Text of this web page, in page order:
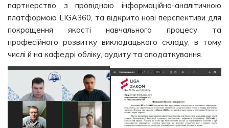
партнерство з провідною інформаційно-аналітичною
платформою LIGA360, та відкрито нові перспективи для
покращення якості навчального процесу та
професійного розвитку викладацького складу, в тому
числі й на кафедрі обліку, аудиту та оподаткування.